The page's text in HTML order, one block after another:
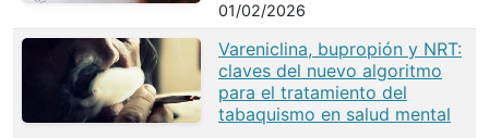
01/02/2026
Vareniclina, bupropión y NRT:
claves del nuevo algoritmo
para el tratamiento del
tabaquismo en salud mental